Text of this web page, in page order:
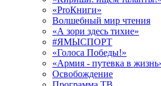
«ProКниги»
Волшебный мир чтения
«А зори здесь тихие»
#ЯМЫСПОРТ
«Голоса Победы!»
«Армия - путевка в
Освобождение